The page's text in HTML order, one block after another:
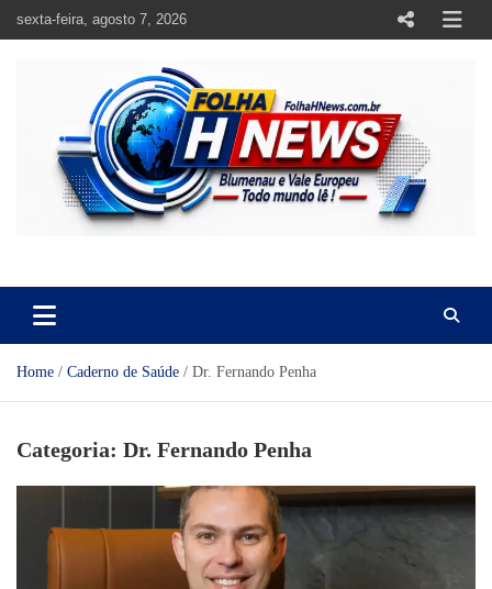
sexta-feira, agosto 7, 2026
Home Caderno de Saúde Dr. Fernando Penha
Categoria: Dr. Fernando Penha